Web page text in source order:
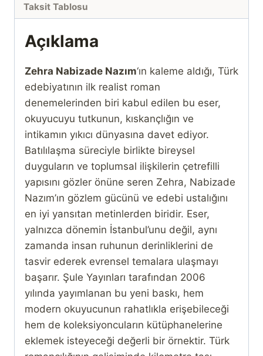
Taksit Tablosu
Açıklama
Zehra Nabizade Nazım‘ın kaleme aldığı, Türk
edebiyatının ilk realist roman
denemelerinden biri kabul edilen bu eser,
okuyucuyu tutkunun, kıskançlığın ve
intikamın yıkıcı dünyasına davet ediyor.
Batılılaşma süreciyle birlikte bireysel
duyguların ve toplumsal ilişkilerin çetrefilli
yapısını gözler önüne seren Zehra, Nabizade
Nazım’ın gözlem gücünü ve edebi ustalığını
en iyi yansıtan metinlerden biridir. Eser,
yalnızca dönemin İstanbul’unu değil, aynı
zamanda insan ruhunun derinliklerini de
tasvir ederek evrensel temalara ulaşmayı
başarır. Şule Yayınları tarafından 2006
yılında yayımlanan bu yeni baskı, hem
modern okuyucunun rahatlıkla erişebileceği
hem de koleksiyoncuların kütüphanelerine
eklemek isteyeceği değerli bir örnektir. Türk